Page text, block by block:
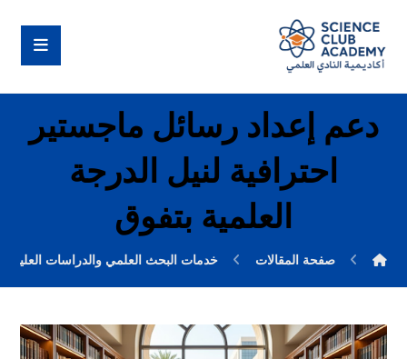
دعم إعداد رسائل ماجستير
احترافية لنيل الدرجة
العلمية بتفوق
صفحة المقالات خدمات البحث العلمي والدراسات العليا